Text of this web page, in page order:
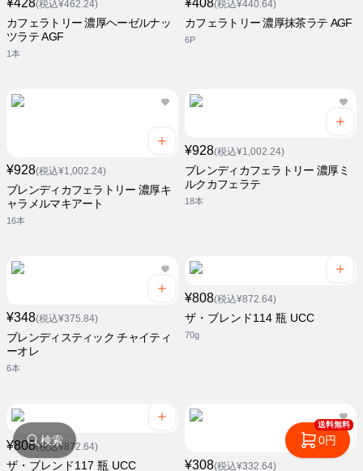
¥428(税込¥462.24)
カフェラトリー 濃厚ヘーゼルナッ
ツラテ AGF
1本
¥408(税込¥440.64)
カフェラトリー 濃厚抹茶ラテ AGF
6P
¥928(税込¥1,002.24)
ブレンディカフェラトリー 濃厚キ
ャラメルマキアート
16本
¥928(税込¥1,002.24)
ブレンディカフェラトリー 濃厚ミ
ルクカフェラテ
18本
¥348(税込¥375.84)
ブレンディスティック チャイティ
ーオレ
6本
¥808(税込¥872.64)
ザ・ブレンド114 瓶 UCC
70g
¥808(税込¥872.64)
ザ・ブレンド117 瓶 UCC ¥308(税込¥332.64)
検索
送料無料
0円